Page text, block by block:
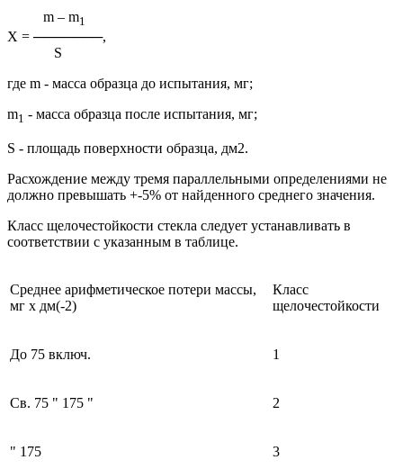
m – m1
Х = ───────,
S
где m - масса образца до испытания, мг;
m1 - масса образца после испытания, мг;
S - площадь поверхности образца, дм2.
Расхождение между тремя параллельными определениями не
должно превышать +-5% от найденного среднего значения.
Класс щелочестойкости стекла следует устанавливать в
соответствии с указанным в таблице.
Среднее арифметическое потери массы,
мг x дм(-2)
Класс
щелочестойкости
До 75 включ. 1
Св. 75 " 175 " 2
" 175 3